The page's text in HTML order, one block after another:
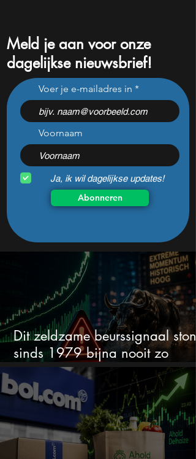
-20% in 1 dag: dit aandeel
lijkt zwaar afgestraft en
heeft 95% potentieel
Meld je aan voor onze
dagelijkse nieuwsbrief!
Voer je e-mailadres in
Voornaam
Ja, ik wil dagelijkse updates!
Abonneren
Dit zeldzame beurssignaal stond
sinds 1979 bijna nooit zo
extreem